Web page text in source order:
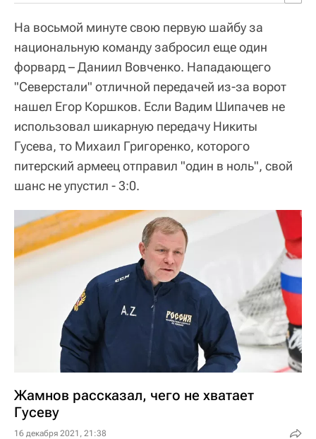
На восьмой минуте свою первую шайбу за
национальную команду забросил еще один
форвард – Даниил Вовченко. Нападающего
"Северстали" отличной передачей из-за ворот
нашел Егор Коршков. Если Вадим Шипачев не
использовал шикарную передачу Никиты
Гусева, то Михаил Григоренко, которого
питерский армеец отправил "один в ноль", свой
шанс не упустил - 3:0.
Жамнов рассказал, чего не хватает
Гусеву
16 декабря 2021, 21:38